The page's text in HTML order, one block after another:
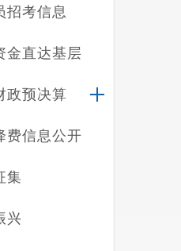
招考信息
金直达基层
政预决算
费信息公开
集
兴